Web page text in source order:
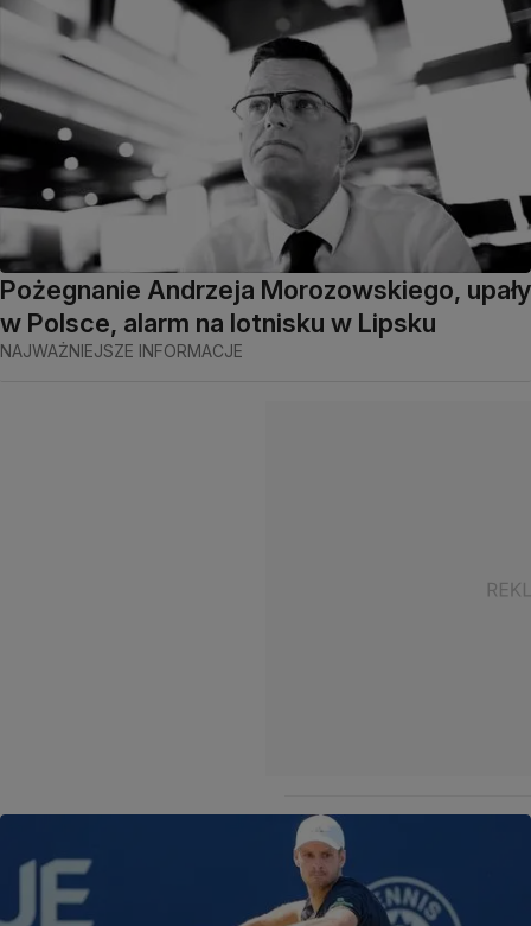
Pożegnanie Andrzeja Morozowskiego, upały
w Polsce, alarm na lotnisku w Lipsku
NAJWAŻNIEJSZE INFORMACJE